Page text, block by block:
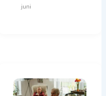
juni